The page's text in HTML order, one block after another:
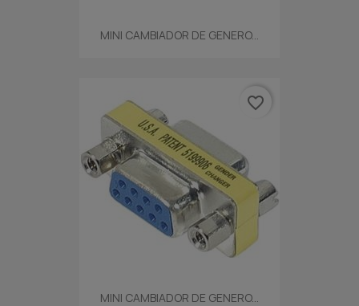
MINI CAMBIADOR DE GENERO...
MINI CAMBIADOR DE GENERO...
favorite_border